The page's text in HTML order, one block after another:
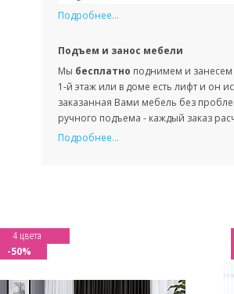
Подробнее...
Подъем и занос мебели
Мы бесплатно поднимем и занесем
1-й этаж или в доме есть лифт и он
заказанная Вами мебель без
ручного подъема - каждый заказ
Подробнее...
4 цвета
-50%